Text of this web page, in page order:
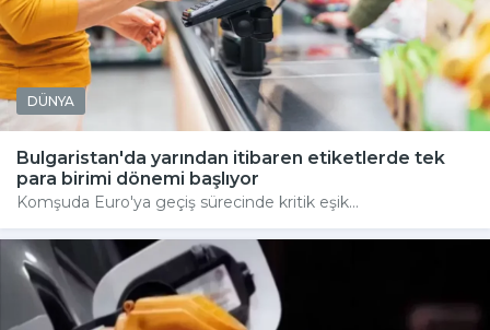
DÜNYA
Bulgaristan'da yarından itibaren etiketlerde tek
para birimi dönemi başlıyor
Komşuda Euro'ya geçiş sürecinde kritik eşik...